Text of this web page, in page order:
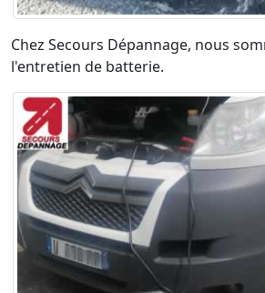
Chez Secours Dépannage, nous
l'entretien de batterie.